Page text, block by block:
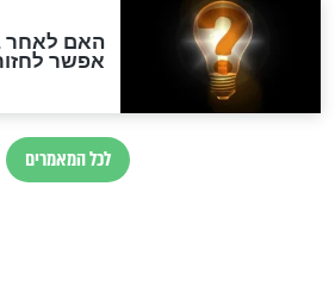
חדשות
הותר לפרסום:
נהרגו בדרום